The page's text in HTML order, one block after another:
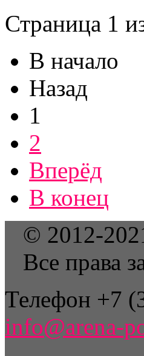
Страница 1
В начало
Назад
1
2
Вперёд
В конец
© 2012-
Все права
Телефон +7
info@arena-